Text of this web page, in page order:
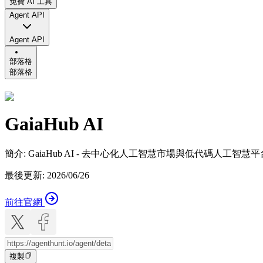
Agent API
Agent API
部落格
部落格
GaiaHub AI
簡介: GaiaHub AI - 去中心化人工智慧市場與低代碼人工智慧平
最後更新: 2026/06/26
前往官網
複製